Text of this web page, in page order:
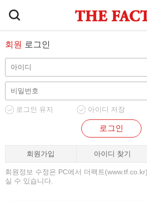
회원 로그인
로그인 유지 아이디 저장
로그인
회원가입 아이디 찾기
회원정보 수정은 PC에서 더팩트
실 수 있습니다.